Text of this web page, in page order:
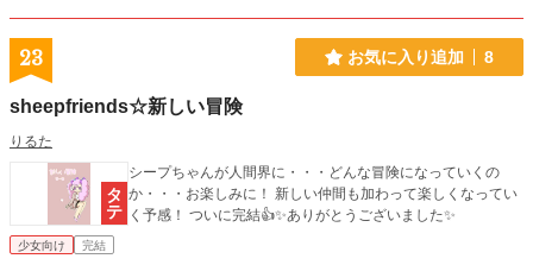
23 お気に入り追加 8
sheepfriends☆新しい冒険
りるた
シープちゃんが人間界に・・・どんな冒険になっていくの
か・・・お楽しみに！ 新しい仲間も加わって楽しくなってい
く予感！ ついに完結👍✨ありがとうございました✨
少女向け 完結